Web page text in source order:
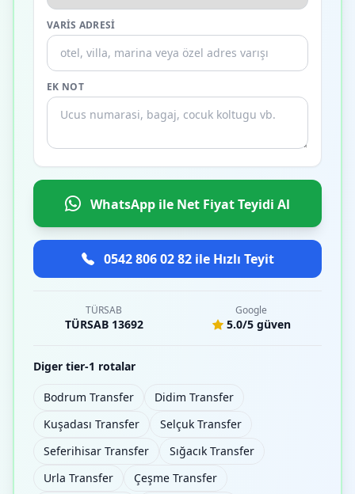
VARIS ADRESI
EK NOT
WhatsApp ile Net Fiyat Teyidi Al
0542 806 02 82 ile Hızlı Teyit
TÜRSAB
TÜRSAB 13692
Google
5.0/5 güven
Diger tier-1 rotalar
Bodrum Transfer
Didim Transfer
Kuşadası Transfer
Selçuk Transfer
Seferihisar Transfer
Sığacık Transfer
Urla Transfer
Çeşme Transfer